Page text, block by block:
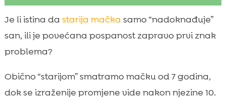
 Zašto se san mijenja kako mačka stari

Koliko sati spava starija mačka i je li to
zabrinjavajuće
obrasci kroz dan

Najčešći razlozi pojačane pospanosti kod
Je li istina da starija mačka samo “nadoknađuje”
san, ili je povećana pospanost zapravo prvi znak
problema?
Obično “starijom” smatramo mačku od 7 godina,
dok se izraženije promjene vide nakon njezine 10.